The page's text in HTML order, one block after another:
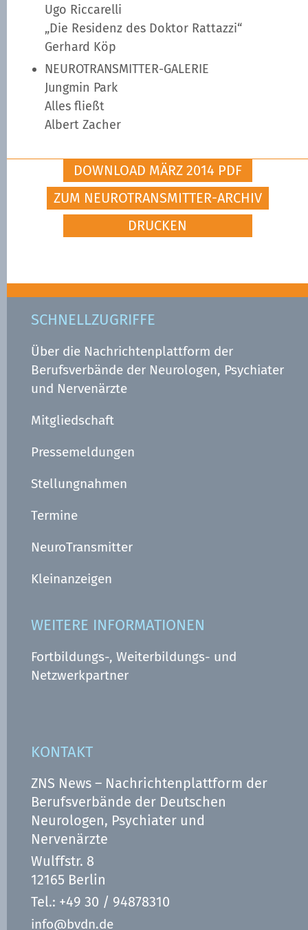
Ugo Riccarelli
„Die Residenz des Doktor Rattazzi“
Gerhard Köp
NEUROTRANSMITTER-GALERIE
Jungmin Park
Alles fließt
Albert Zacher
DOWNLOAD MÄRZ 2014 PDF
ZUM NEUROTRANSMITTER-ARCHIV
DRUCKEN
SCHNELLZUGRIFFE
Über die Nachrichtenplattform der
Berufsverbände der Neurologen, Psychiater
und Nervenärzte
Mitgliedschaft
Pressemeldungen
Stellungnahmen
Termine
NeuroTransmitter
Kleinanzeigen
WEITERE INFORMATIONEN
Fortbildungs-, Weiterbildungs- und
Netzwerkpartner
KONTAKT
ZNS News – Nachrichtenplattform der
Berufsverbände der Deutschen
Neurologen, Psychiater und
Nervenärzte
Wulffstr. 8
12165 Berlin
Tel.: +49 30 / 94878310
info@bvdn.de